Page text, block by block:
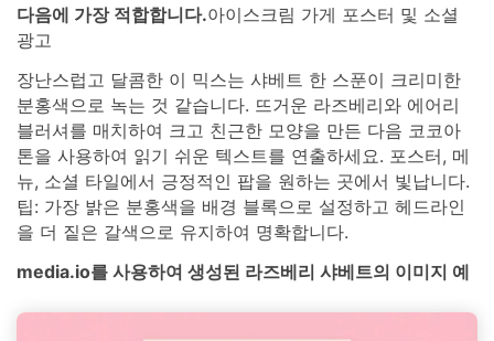
다음에 가장 적합합니다.아이스크림 가게 포스터 및 소셜
광고
장난스럽고 달콤한 이 믹스는 샤베트 한 스푼이 크리미한
분홍색으로 녹는 것 같습니다. 뜨거운 라즈베리와 에어리
블러셔를 매치하여 크고 친근한 모양을 만든 다음 코코아
톤을 사용하여 읽기 쉬운 텍스트를 연출하세요. 포스터, 메
뉴, 소셜 타일에서 긍정적인 팝을 원하는 곳에서 빛납니다.
팁: 가장 밝은 분홍색을 배경 블록으로 설정하고 헤드라인
을 더 짙은 갈색으로 유지하여 명확합니다.
media.io를 사용하여 생성된 라즈베리 샤베트의 이미지 예